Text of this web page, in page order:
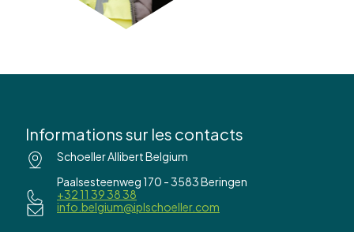
Informations sur les contacts
Schoeller Allibert Belgium
Paalsesteenweg 170 - 3583 Beringen
+32 11 39 38 38
info.belgium@iplschoeller.com